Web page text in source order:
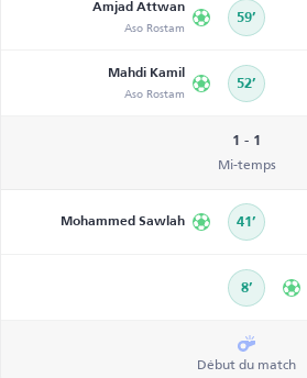
Amjad Attwan
Aso Rostam 59’
Mahdi Kamil
Aso Rostam 52’
1 - 1
Mi-temps
Mohammed Sawlah 41’
8’
Début du match